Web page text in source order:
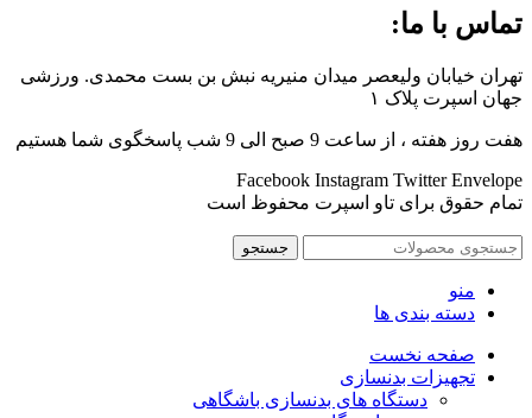
تماس با ما:
تهران خیابان ولیعصر میدان منیریه نبش بن بست محمدی. ورزشی
جهان اسپرت پلاک ۱
هفت روز هفته ، از ساعت 9 صبح الی 9 شب پاسخگوی شما هستیم
Facebook Instagram Twitter Envelope
تمام حقوق برای تاو اسپرت محفوظ است
جستجو
منو
دسته بندی ها
صفحه نخست
تجهیزات بدنسازی
دستگاه های بدنسازی باشگاهی